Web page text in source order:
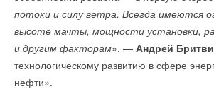
потоки и силу ветра. Всегда имеются
высоте мачты, мощности установки,
и другим факторам», — Андрей
технологическому развитию в сфере
нефти».
В этой теме еще нет комментариев
Добавить комментарий
Ваш E-mail *
Текст комментария
возобновляемой энергетики заострил
развитие распределенной энергетики в
медленно по следующим причинам: «
проектов настолько мал, что мы не
системного комплексного инвестора —